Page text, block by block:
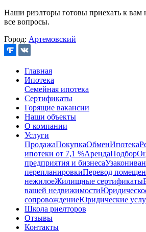
Наши риэлторы готовы приехать к вам
все вопросы.
Город: Артемовский
Главная
Ипотека
Семейная ипотека
Сертификаты
Горящие вакансии
Наши объекты
О компании
Услуги
ПродажаПокупкаОбменИпотека
ипотеки от 7,1 %АрендаПодбор
предприятия и бизнеса
перепланировкиПеревод
нежилоеЖилищные сертификаты
вашей недвижимости
сопровождениеЮридические
Школа риелторов
Отзывы
Контакты